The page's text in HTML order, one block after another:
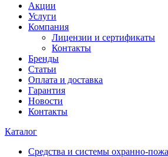
Акции
Услуги
Компания
Лицензии и сертификаты
Контакты
Бренды
Статьи
Оплата и доставка
Гарантия
Новости
Контакты
Каталог
Средства и системы охранно-